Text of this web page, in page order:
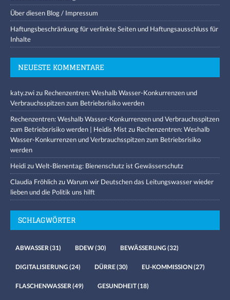
Über diesen Blog / Impressum
Haftungsbeschränkung für verlinkte Seiten und Haftungsausschluss für
Inhalte
NEUESTE KOMMENTARE
katy.zwizu Rechenzentren: Weshalb Wasser-Konkurrenzen und
Verbrauchsspitzen zum Betriebsrisiko werden
Rechenzentren: Weshalb Wasser-Konkurrenzen und Verbrauchsspitzen
zum Betriebsrisiko werden | Heidis Mistzu Rechenzentren: Weshalb
Wasser-Konkurrenzen und Verbrauchsspitzen zum Betriebsrisiko
werden
HeidizuWelt-Bienentag: Bienenschutz ist Gewässerschutz
Claudia FröhlichzuWarum wir Deutschen das Leitungswasser wieder
lieben und die Politik uns hilft
SCHLAGWÖRTER
ABWASSER (31) BDEW(30) BEWÄSSERUNG (32)
DIGITALISIERUNG (24) DÜRRE(30) EU-KOMMISSION(27)
FLASCHENWASSER (49) GESUNDHEIT(18)